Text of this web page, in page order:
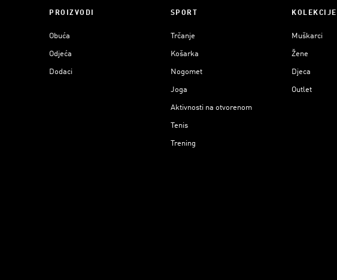
PROIZVODI
Obuća
Odjeća
Dodaci
SPORT
Trčanje
Košarka
Nogomet
Joga
Aktivnosti na otvorenom
Tenis
Trening
KOLEKCIJE
Muškarci
Žene
Djeca
Outlet